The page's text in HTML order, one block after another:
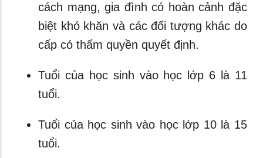
cách mạng, gia đình có hoàn cảnh đặc
biệt khó khăn và các đối tượng khác do
cấp có thẩm quyền quyết định.
Tuổi của học sinh vào học lớp 6 là 11
tuổi.
Tuổi của học sinh vào học lớp 10 là 15
tuổi.